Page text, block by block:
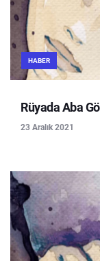
HABER
Rüyada Aba
23 Aralık 2021